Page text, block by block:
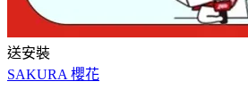
送安裝
SAKURA 櫻花